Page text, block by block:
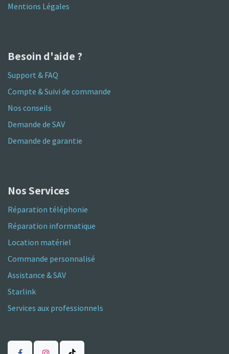
Mentions Légales
Besoin d'aide ?
Support & FAQ
Compte & Suivi de commande
Nos conseils
Demande de SAV
Demande de garantie
Nos Services
Réparation téléphonie
Réparation informatique
Location matériel
Commande personnalisé
Assistance & SAV
Starlink
Services aux professionnels